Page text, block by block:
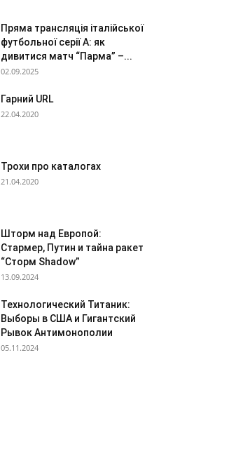
Пряма трансляція італійської
футбольної серії А: як
дивитися матч “Парма” –...
02.09.2025
Гарний URL
22.04.2020
Трохи про каталогах
21.04.2020
Шторм над Европой:
Стармер, Путин и тайна ракет
“Сторм Shadow”
13.09.2024
Технологический Титаник:
Выборы в США и Гигантский
Рывок Антимонополии
05.11.2024